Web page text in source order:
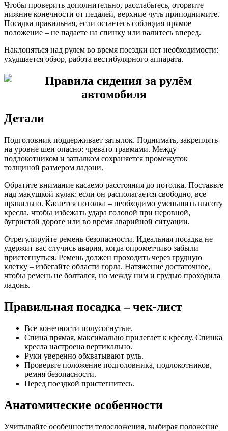
Чтобы проверить дополнительно, расслабьтесь, оторвите
нижние конечности от педалей, верхние чуть приподнимите.
Посадка правильная, если остаетесь соблюдая прямое
положение – не падаете на спинку или валитесь вперед.
Наклоняться над рулем во время поездки нет необходимости:
ухудшается обзор, работа вестибулярного аппарата.
Детали
Подголовник поддерживает затылок. Поднимать, закреплять
на уровне шеи опасно: чревато травмами. Между
подлокотником и затылком сохраняется промежуток
толщиной размером ладони.
Обратите внимание касаемо расстояния до потолка. Поставьте
над макушкой кулак: если он располагается свободно, все
правильно. Касается потолка – необходимо уменьшить высоту
кресла, чтобы избежать удара головой при неровной,
бугристой дороге или во время аварийной ситуации.
Отрегулируйте ремень безопасности. Идеальная посадка не
удержит вас случись авария, когда опрометчиво забыли
пристегнуться. Ремень должен проходить через грудную
клетку – избегайте области горла. Натяжение достаточное,
чтобы ремень не болтался, но между ним и грудью проходила
ладонь.
Правильная посадка – чек-лист
Все конечности полусогнутые.
Спина прямая, максимально прилегает к креслу. Спинка
кресла настроена вертикально.
Руки уверенно обхватывают руль.
Проверьте положение подголовника, подлокотников,
ремня безопасности.
Перед поездкой пристегнитесь.
Анатомические особенности
Учитывайте особенности телосложения, выбирая положение